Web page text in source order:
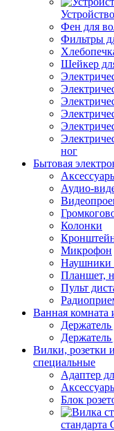
Фен для
Фильтры
Шейкер
ног
Бытовая
Аудио-
Колонки
Микрофон
Наушники
Планшет,
Пульт
Ванная комната
Держатель
Держатель
Вилки, розетки
специальные
Адаптер
Блок
стандарта